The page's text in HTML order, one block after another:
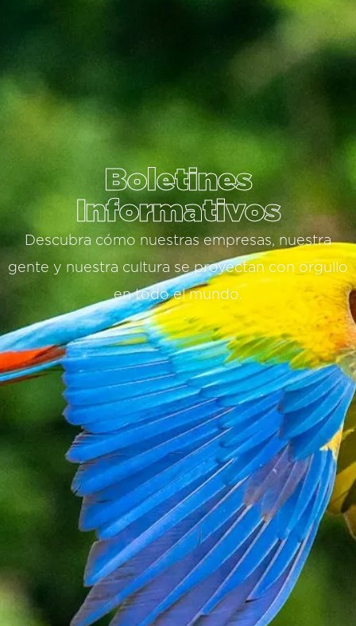
Boletines
Informativos
Descubra cómo nuestras empresas, nuestra
gente y nuestra cultura se proyectan con orgullo
en todo el mundo.